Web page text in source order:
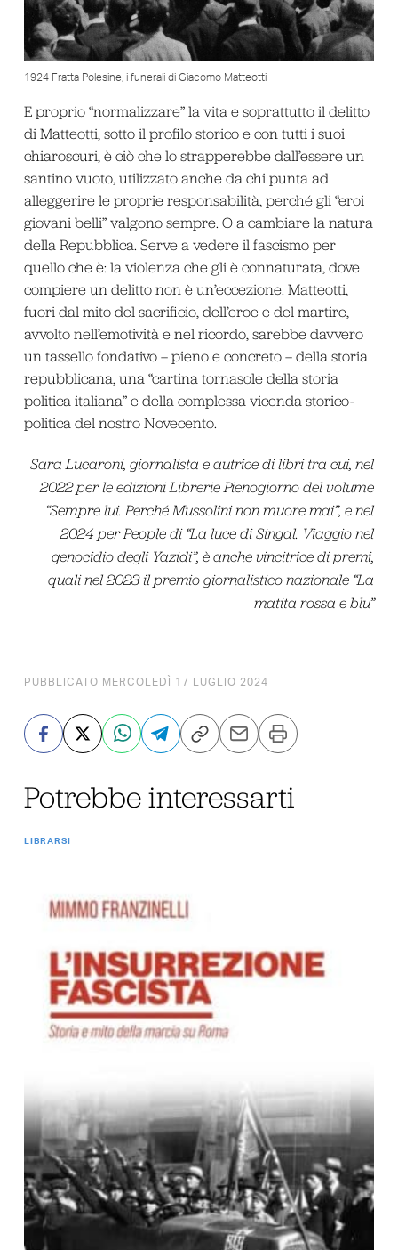
1924 Fratta Polesine, i funerali di Giacomo Matteotti
E proprio “normalizzare” la vita e soprattutto il delitto
di Matteotti, sotto il profilo storico e con tutti i suoi
chiaroscuri, è ciò che lo strapperebbe dall’essere un
santino vuoto, utilizzato anche da chi punta ad
alleggerire le proprie responsabilità, perché gli “eroi
giovani belli” valgono sempre. O a cambiare la natura
della Repubblica. Serve a vedere il fascismo per
quello che è: la violenza che gli è connaturata, dove
compiere un delitto non è un’eccezione. Matteotti,
fuori dal mito del sacrificio, dell’eroe e del martire,
avvolto nell’emotività e nel ricordo, sarebbe davvero
un tassello fondativo – pieno e concreto – della storia
repubblicana, una “cartina tornasole della storia
politica italiana” e della complessa vicenda storico-
politica del nostro Novecento.
Sara Lucaroni, giornalista e autrice di libri tra cui, nel
2022 per le edizioni Librerie Pienogiorno del volume
“Sempre lui. Perché Mussolini non muore mai”, e nel
2024 per People di “La luce di Singal. Viaggio nel
genocidio degli Yazidi”, è anche vincitrice di premi,
quali nel 2023 il premio giornalistico nazionale “La
matita rossa e blu”
PUBBLICATO MERCOLEDÌ 17 LUGLIO 2024
Potrebbe interessarti
LIBRARSI